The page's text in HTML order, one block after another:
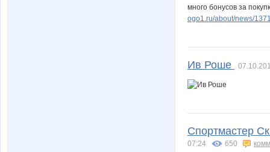
много бонусов за
ogo1.ru/about/news/
Ив Роше
Спортмастер
07:24 650